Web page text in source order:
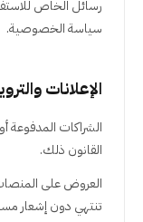
رسائل الخاص
سياسة الخصوصية.
الإعلانات
الشراكات
القانون ذلك.
العروض على
تنتهي دون إشعار